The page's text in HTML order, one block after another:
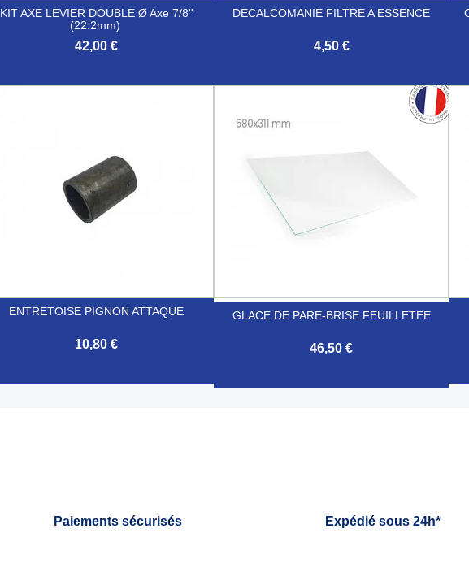
KIT AXE LEVIER DOUBLE Ø Axe 7/8''
(22.2mm)
42,00 €
DECALCOMANIE FILTRE A ESSENCE
4,50 €
ENTRETOISE PIGNON ATTAQUE
10,80 €
GLACE DE PARE-BRISE FEUILLETEE
46,50 €
Paiements sécurisés Expédié sous 24h*